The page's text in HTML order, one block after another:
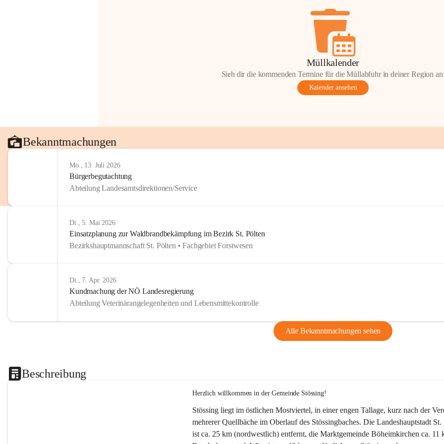
Müllkalender
Sieh dir die kommenden Termine für die Müllabfuhr in deiner Region
Kalender ansehen
Bekanntmachungen
Mo., 13. Juli 2026
Bürgerbegutachtung
Abteilung Landesamtsdirektionen/Service
Di., 5. Mai 2026
Einsatzplanung zur Waldbrandbekämpfung im Bezirk St. Pölten
Bezirkshauptmannschaft St. Pölten • Fachgebiet Forstwesen
Di., 7. Apr. 2026
Kundmachung der NÖ Landesregierung
Abteilung Veterinärangelegenheiten und Lebensmittekontrolle
Alle Bekanntmachungen sehen
Beschreibung
Herzlich willkommen in der Gemeinde Stössing!
Stössing liegt im östlichen Mostviertel, in einer engen Tallage, kurz nach der
mehrerer Quellbäche im Oberlauf des Stössingbaches. Die Landeshauptstadt
ist ca. 25 km (nordwestlich) entfernt, die Marktgemeinde Böheimkirchen ca.